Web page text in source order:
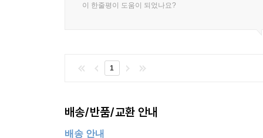
이 한줄평이 도움이 되었나요?
1
배송/반품/교환 안내
배송 안내